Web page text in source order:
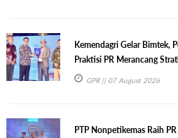
Kemendagri Gelar Bimtek,
Praktisi PR Merancang
GPR|| 07 August 2026
PTP Nonpetikemas Raih